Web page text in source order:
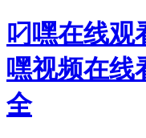
叼嘿在线观
嘿视频在线
全